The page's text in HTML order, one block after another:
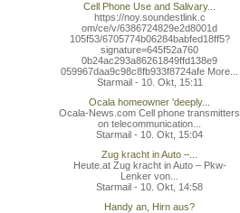
Cell Phone Use and Salivary...
https://noy.soundestlink.c
om/ce/v/6386724829e2d8001d
105f53/6705774b06284babfed18ff5?
signature=645f52a760
0b24ac293a86261849ffd138e9
059967daa9c98c8fb933f8724afe More...
Starmail - 10. Okt, 15:11
Ocala homeowner 'deeply...
Ocala-News.com Cell phone transmitters
on telecommunication...
Starmail - 10. Okt, 15:04
Zug kracht in Auto –...
Heute.at Zug kracht in Auto – Pkw-
Lenker von...
Starmail - 10. Okt, 14:58
Handy an, Hirn aus?